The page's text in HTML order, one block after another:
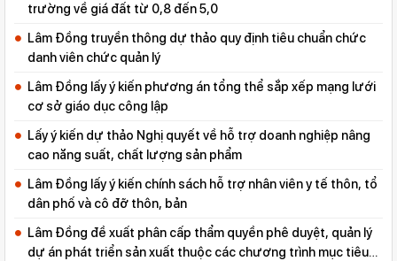
trường về giá đất từ 0,8 đến 5,0
Lâm Đồng truyền thông dự thảo quy định tiêu chuẩn chức
danh viên chức quản lý
Lâm Đồng lấy ý kiến phương án tổng thể sắp xếp mạng lưới
cơ sở giáo dục công lập
Lấy ý kiến dự thảo Nghị quyết về hỗ trợ doanh nghiệp nâng
cao năng suất, chất lượng sản phẩm
Lâm Đồng lấy ý kiến chính sách hỗ trợ nhân viên y tế thôn, tổ
dân phố và cô đỡ thôn, bản
Lâm Đồng đề xuất phân cấp thẩm quyền phê duyệt, quản lý
dự án phát triển sản xuất thuộc các chương trình mục tiêu